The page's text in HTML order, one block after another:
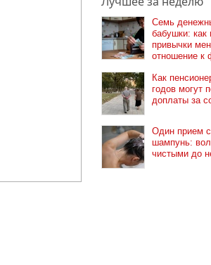
Семь
бабушки: как
привычки
отношение к
Как
годов могут
доплаты за
Один прием
шампунь:
чистыми до